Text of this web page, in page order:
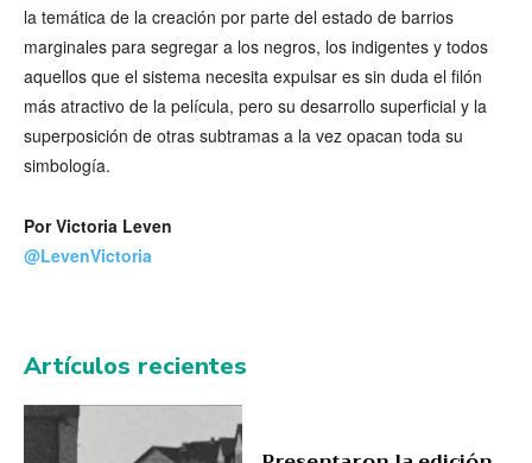
la temática de la creación por parte del estado de barrios
marginales para segregar a los negros, los indigentes y todos
aquellos que el sistema necesita expulsar es sin duda el filón
más atractivo de la película, pero su desarrollo superficial y la
superposición de otras subtramas a la vez opacan toda su
simbología.
Por Victoria Leven
@LevenVictoria
Artículos recientes